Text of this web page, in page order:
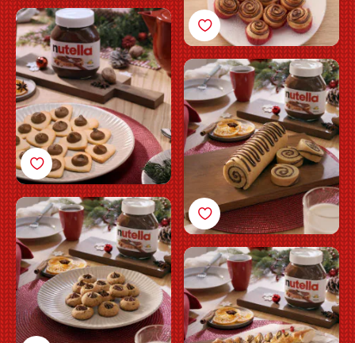
Opskrift på
hjertesmåkager med
Nutella®
Juleroulade med
Nutella®
Småkager med
Nutella®
Butterdejstræ med
Nutella®